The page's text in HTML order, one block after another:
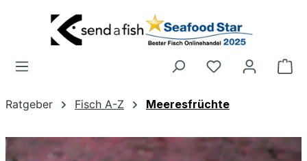
Zum Hauptinhalt springen
Ratgeber Fisch A-Z Meeresfrüchte